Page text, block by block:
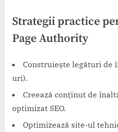
Strategii practice
Page Authority
Construiește legături de
uri).
Creează conținut de
optimizat SEO.
Optimizează site-ul